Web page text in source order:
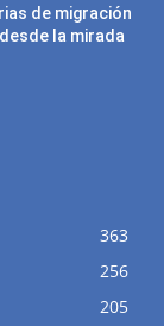
de migración
la mirada
363
256
205